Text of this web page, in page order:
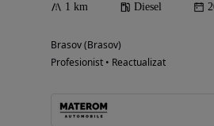
1 km Diesel
Brasov (Brasov)
Profesionist • Reactualizat